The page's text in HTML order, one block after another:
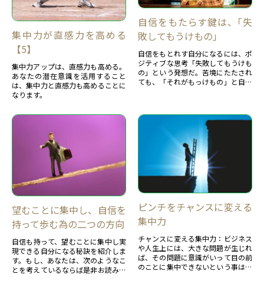
集中力が直感力を高める
【5】
集中力アップは、直感力も高める。
あなたの潜在意識を活用すること
は、集中力と直感力も高めることに
なります。
自信をもたらす鍵は、｢失
敗してもうけもの」
自信をもとれす自分になるには、ポ
ジティブな思考「失敗してもうけも
の」という発想だ。苦境にたたされ
ても、「それがもっけもの」と自然
てる人の３つの力を紹介します。
望むことに集中し、自信を
持って歩む為の二つの方向
自信も持って、望むことに集中し実
現できる自分になる秘訣を紹介しま
す。もし、あなたは、次のようなこ
とを考えているならば是非お読みく
ピンチをチャンスに変える
集中力
チャンスに変える集中力：ビジネス
や人生上には、大きな問題が生じれ
ば、その問題に意識がいって目の前
のことに集中できないという事は、